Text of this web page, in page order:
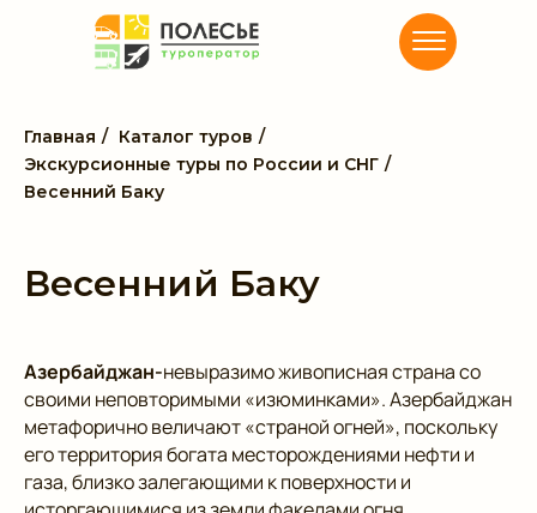
Главная / Каталог туров /
Экскурсионные туры по России и СНГ /
Весенний Баку
Весенний Баку
Азербайджан-невыразимо живописная страна со
своими неповторимыми «изюминками». Азербайджан
метафорично величают «страной огней», поскольку
его территория богата месторождениями нефти и
газа, близко залегающими к поверхности и